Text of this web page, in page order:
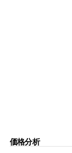
価格分析